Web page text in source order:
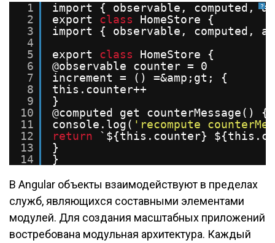
?
1
2
3
4
5
6
7
8
9
10
11
12
13
14
import { observable, computed,
export class
HomeStore {
import { observable, computed,
export class
HomeStore {
@observable counter = 0
increment = () =&amp;gt; {
this.counter++
}
@computed get counterMessage() {
console.log( 'recompute
return
`${this.counter}
}
}
В Angular объекты взаимодействуют в пределах
служб, являющихся составными элементами
модулей. Для создания масштабных приложений
востребована модульная архитектура. Каждый